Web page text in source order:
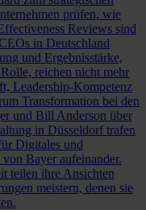
prüfen, wie
Reviews sind
CEOs in Deutschland
und Ergebnisstärke,
reichen nicht mehr
Leadership-Kompetenz
Transformation bei den
und Bill Anderson über
in Düsseldorf trafen
Digitales und
Bayer aufeinander.
teilen ihre Ansichten
meistern, denen sie